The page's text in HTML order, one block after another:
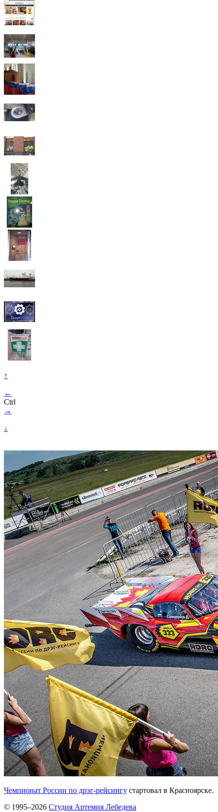
↑
←
Ctrl
→
↓
Чемпионат России по дрэг-рейсингу стартовал в Красноярске.
© 1995–2026 Студия Артемия Лебедева